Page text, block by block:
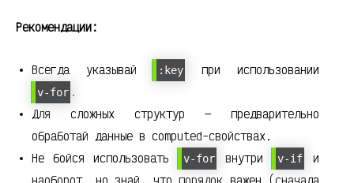
Рекомендации:
Всегда указывай :key при использовании
v-for .
Для сложных структур — предварительно
обработай данные в computed-свойствах.
Не бойся использовать
v-for внутри v-if
и